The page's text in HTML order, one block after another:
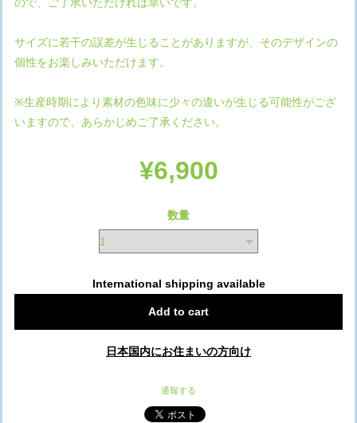
サイズに若干の誤差が生じることがありますが、そのデザインの
個性をお楽しみいただけます。
※生産時期により素材の色味に少々の違いが生じる可能性がござ
いますので、あらかじめご了承ください。
¥6,900
数量
International shipping available
Add to cart
日本国内にお住まいの方向け
通報する